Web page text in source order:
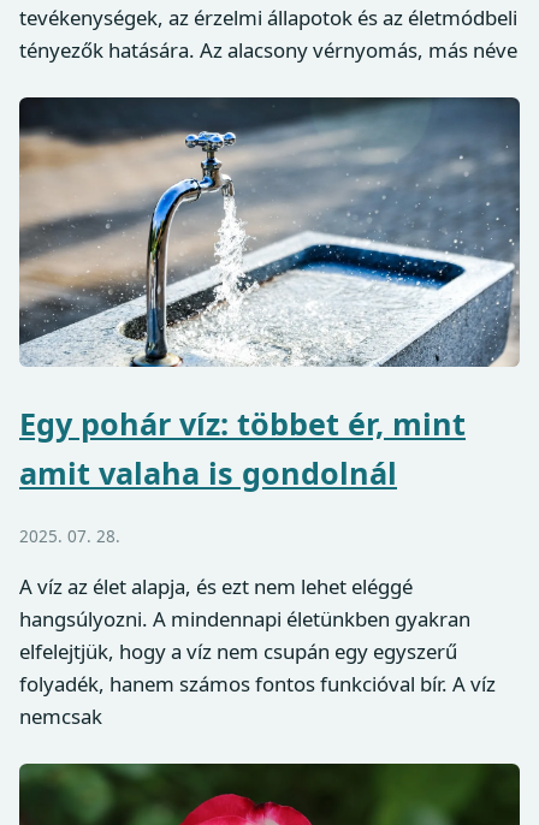
tevékenységek, az érzelmi állapotok és az életmódbeli
tényezők hatására. Az alacsony vérnyomás, más néve
Egy pohár víz: többet ér, mint
amit valaha is gondolnál
2025. 07. 28.
A víz az élet alapja, és ezt nem lehet eléggé
hangsúlyozni. A mindennapi életünkben gyakran
elfelejtjük, hogy a víz nem csupán egy egyszerű
folyadék, hanem számos fontos funkcióval bír. A víz
nemcsak